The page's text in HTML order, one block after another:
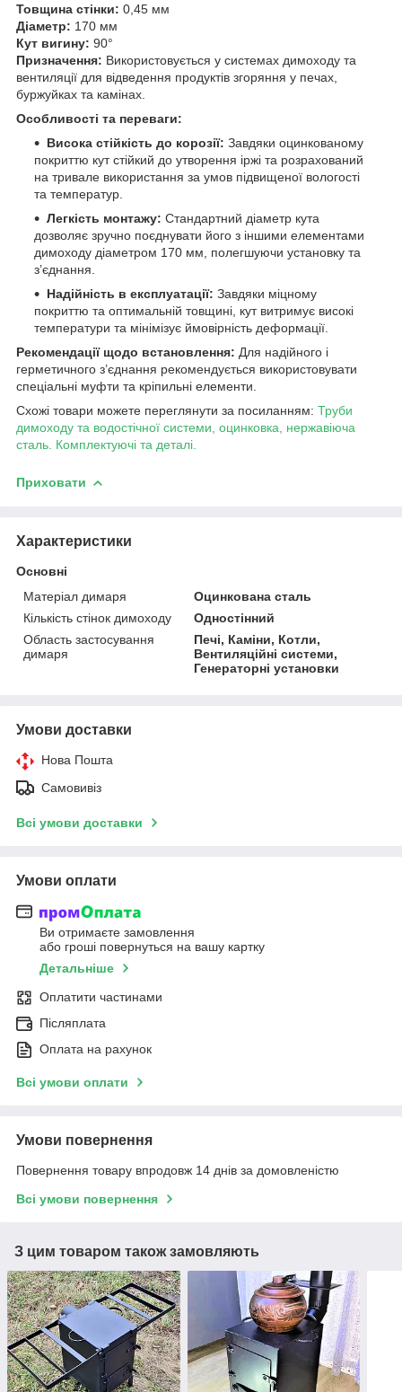
Товщина стінки: 0,45 мм
Діаметр: 170 мм
Кут вигину: 90°
Призначення: Використовується у системах димоходу та
вентиляції для відведення продуктів згоряння у печах,
буржуйках та камінах.
Особливості та переваги:
Висока стійкість до корозії: Завдяки оцинкованому
покриттю кут стійкий до утворення іржі та розрахований
на тривале використання за умов підвищеної вологості
та температур.
Легкість монтажу: Стандартний діаметр кута
дозволяє зручно поєднувати його з іншими елементами
димоходу діаметром 170 мм, полегшуючи установку та
з’єднання.
Надійність в експлуатації: Завдяки міцному
покриттю та оптимальній товщині, кут витримує високі
температури та мінімізує ймовірність деформації.
Рекомендації щодо встановлення: Для надійного і
герметичного з’єднання рекомендується використовувати
спеціальні муфти та кріпильні елементи.
Схожі товари можете переглянути за посиланням: Труби
димоходу та водостічної системи, оцинковка, нержавіюча
сталь. Комплектуючі та деталі.
Приховати
Характеристики
Основні
Матеріал димаря
Оцинкована сталь
Кількість стінок димоходу
Одностінний
Область застосування
димаря
Печі, Каміни, Котли,
Вентиляційні системи,
Генераторні установки
Умови доставки
Нова Пошта
Самовивіз
Всі умови доставки
Умови оплати
Ви отримаєте замовлення
або гроші повернуться на вашу картку
Детальніше
Оплатити частинами
Післяплата
Оплата на рахунок
Всі умови оплати
Умови повернення
Повернення товару впродовж 14 днів за домовленістю
Всі умови повернення
З цим товаром також замовляють